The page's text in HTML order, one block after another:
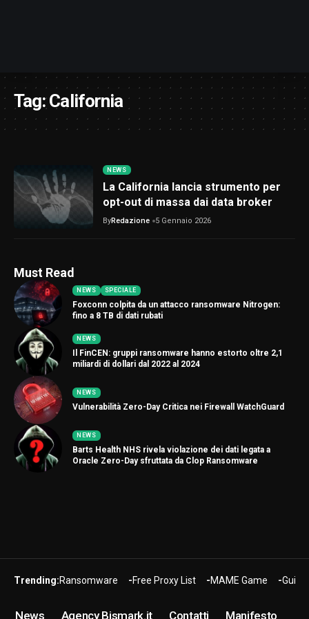
Tag:California
NEWS
La California lancia strumento per
opt-out di massa dai data broker
ByRedazione 5 Gennaio 2026
Must Read
NEWS SPECIALE
Foxconn colpita da un attacco ransomware Nitrogen:
fino a 8 TB di dati rubati
NEWS
Il FinCEN: gruppi ransomware hanno estorto oltre 2,1
miliardi di dollari dal 2022 al 2024
NEWS
Vulnerabilità Zero-Day Critica nei Firewall WatchGuard
NEWS
Barts Health NHS rivela violazione dei dati legata a
Oracle Zero-Day sfruttata da Clop Ransomware
Trending:Ransomware Free Proxy List MAME Game Guide
News Agency Bismark.it Contatti Manifesto